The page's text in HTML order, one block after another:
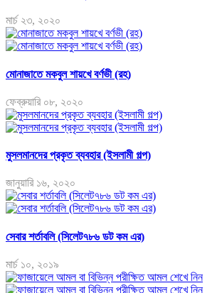
মার্চ ২৩, ২০২০
মোনাজাতে মকবুল শায়খে বর্ণভী (রহ)
ফেব্রুয়ারি ০৮, ২০২০
মুসলমানদের প্রকৃত ব্যবহার (ইসলামী গল্প)
জানুয়ারি ১৬, ২০২০
সেবার শর্তাবলি (সিলেট৭৮৬ ডট কম এর)
মার্চ ১০, ২০১৯